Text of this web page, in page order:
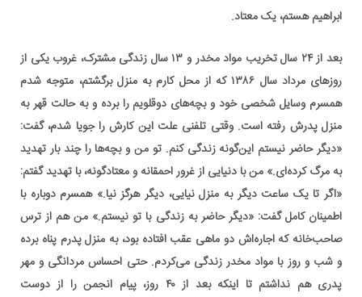
ابراهیم هستم، یک معتاد.
بعد از ۲۴ سال تخریب مواد مخدر و ۱۳ سال زندگی مشترک، غروب یکی از
روزهای مرداد سال ۱۳۸۶ که از محل کارم به منزل برگشتم، متوجه شدم
همسرم وسایل شخصی خود و بچه‌های دوقلویم را برده و به حالت قهر به
منزل پدرش رفته است. وقتی تلفنی علت این کارش را جویا شدم، گفت:
«دیگر حاضر نیستم این‌گونه زندگی کنم. تو من و بچه‌ها را چند بار تهدید
به مرگ کرده‌ای.» من با دنیایی از غرور احمقانه و معتادگونه، با تهدید گفتم:
«اگر تا یک ساعت دیگر به منزل نیایی، دیگر هرگز نیا.» همسرم دوباره با
اطمینان کامل گفت: «دیگر حاضر به زندگی با تو نیستم.» من هم از ترس
صاحب‌خانه که اجاره‌اش دو ماهی عقب افتاده بود، به منزل پدرم پناه برده
و شب و روز با مواد مخدر زندگی می‌کردم. حتی احساس مردانگی و مهر
پدری هم نداشتم تا اینکه بعد از ۴۰ روز، پیام انجمن را از دوست